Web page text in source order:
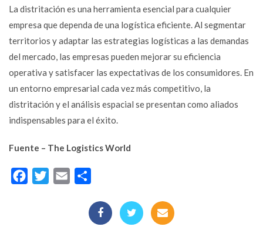
La distritación es una herramienta esencial para cualquier
empresa que dependa de una logística eficiente. Al segmentar
territorios y adaptar las estrategias logísticas a las demandas
del mercado, las empresas pueden mejorar su eficiencia
operativa y satisfacer las expectativas de los consumidores. En
un entorno empresarial cada vez más competitivo, la
distritación y el análisis espacial se presentan como aliados
indispensables para el éxito.
Fuente – The Logistics World
FacebookTwitterEmail